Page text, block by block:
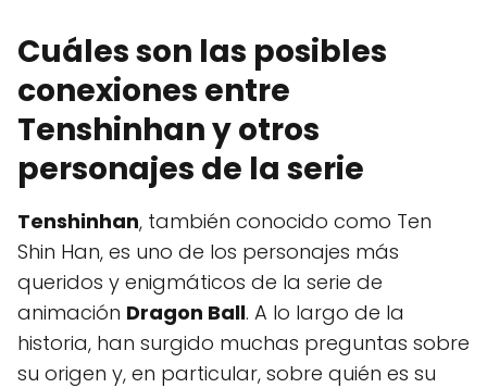
Cuáles son las posibles
conexiones entre
Tenshinhan y otros
personajes de la serie
Tenshinhan, también conocido como Ten
Shin Han, es uno de los personajes más
queridos y enigmáticos de la serie de
animación Dragon Ball. A lo largo de la
historia, han surgido muchas preguntas sobre
su origen y, en particular, sobre quién es su